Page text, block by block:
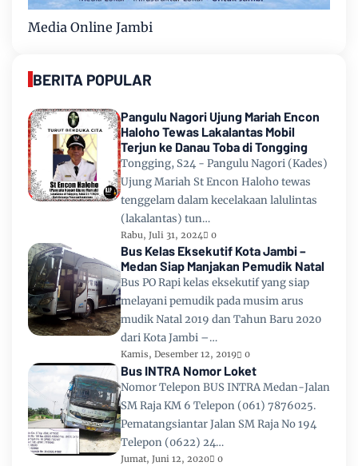
Media Online Jambi
BERITA POPULAR
Pangulu Nagori Ujung Mariah Encon
Haloho Tewas Lakalantas Mobil
Terjun ke Danau Toba di Tongging
Tongging, S24 - Pangulu Nagori (Kades)
Ujung Mariah St Encon Haloho tewas
tenggelam dalam kecelakaan lalulintas
(lakalantas) tun…
Rabu, Juli 31, 2024 0
Bus Kelas Eksekutif Kota Jambi –
Medan Siap Manjakan Pemudik Natal
Bus PO Rapi kelas eksekutif yang siap
melayani pemudik pada musim arus
mudik Natal 2019 dan Tahun Baru 2020
dari Kota Jambi –…
Kamis, Desember 12, 2019 0
Bus INTRA Nomor Loket
Nomor Telepon BUS INTRA Medan-Jalan
SM Raja KM 6 Telepon (061) 7876025.
Pematangsiantar Jalan SM Raja No 194
Telepon (0622) 24…
Jumat, Juni 12, 2020 0